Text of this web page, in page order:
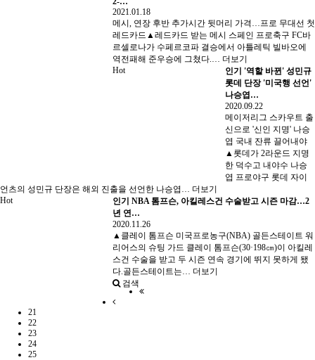
2021.01.18
메시, 연장 후반 추가시간 뒷머리 가격…프로 무대선 첫
레드카드▲레드카드 받는 메시 스페인 프로축구 FC바
르셀로나가 수페르코파 결승에서 아틀레틱 빌바오에
역전패해 준우승에 그쳤다.… 더보기
Hot
인기 '역할 바뀐' 성민규
롯데 단장 '미국행 선언'
나승엽…
2020.09.22
메이저리그 스카우트 출
신으로 '신인 지명' 나승
엽 국내 잔류 끌어내야
▲롯데가 2라운드 지명
한 덕수고 내야수 나승
엽 프로야구 롯데 자이
언츠의 성민규 단장은 해외 진출을 선언한 나승엽… 더보기
Hot
인기 NBA 톰프슨, 아킬레스건 수술받고 시즌 마감…2
년 연…
2020.11.26
▲클레이 톰프슨 미국프로농구(NBA) 골든스테이트 워
리어스의 슈팅 가드 클레이 톰프슨(30·198㎝)이 아킬레
스건 수술을 받고 두 시즌 연속 경기에 뛰지 못하게 됐
다.골든스테이트는… 더보기
검색
21
22
23
24
25